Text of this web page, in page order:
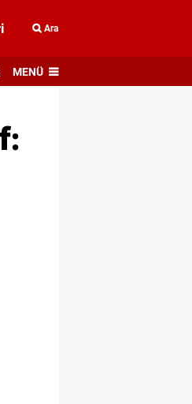
Ara
MENÜ